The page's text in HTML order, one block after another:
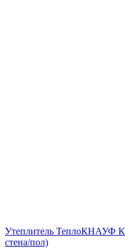
Утеплитель ТеплоКНАУФ
стена/пол)